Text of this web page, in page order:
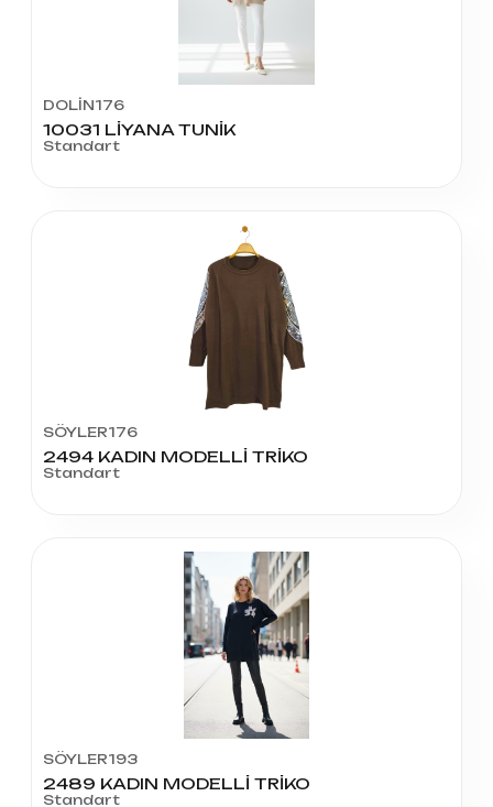
DOLİN176
10031 LİYANA TUNİK
Standart
SÖYLER176
2494 KADIN MODELLİ TRİKO
Standart
SÖYLER193
2489 KADIN MODELLİ TRİKO
Standart